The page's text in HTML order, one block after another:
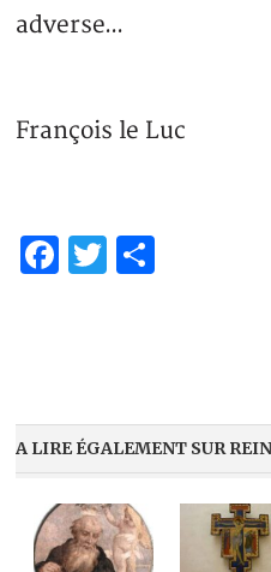
adverse…
François le Luc
Facebook
Twitter
A LIRE ÉGALEMENT SUR